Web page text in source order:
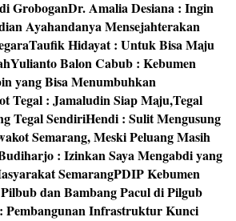
GroboganDr. Amalia Desiana : Ingin
Ayahandanya Mensejahterakan
Taufik Hidayat : Untuk Bisa Maju
Yulianto Balon Cabub : Kebumen
yang Bisa Menumbuhkan
Tegal : Jamaludin Siap Maju,Tegal
Tegal SendiriHendi : Sulit Mengusung
Semarang, Meski Peluang Masih
: Izinkan Saya Mengabdi yang
SemarangPDIP Kebumen
dan Bambang Pacul di Pilgub
Pembangunan Infrastruktur Kunci